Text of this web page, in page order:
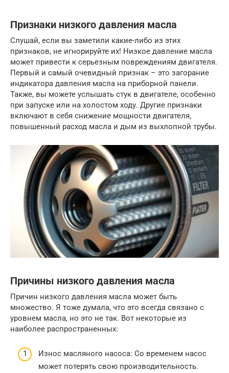
Признаки низкого давления масла
Слушай, если вы заметили какие-либо из этих
признаков, не игнорируйте их! Низкое давление масла
может привести к серьезным повреждениям двигателя.
Первый и самый очевидный признак – это загорание
индикатора давления масла на приборной панели.
Также, вы можете услышать стук в двигателе, особенно
при запуске или на холостом ходу. Другие признаки
включают в себя снижение мощности двигателя,
повышенный расход масла и дым из выхлопной трубы.
Причины низкого давления масла
Причин низкого давления масла может быть
множество. Я тоже думала, что это всегда связано с
уровнем масла, но это не так. Вот некоторые из
наиболее распространенных:
Износ масляного насоса: Со временем насос
может потерять свою производительность.